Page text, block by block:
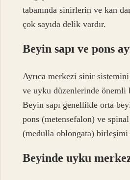
tabanında sinirlerin ve kan
çok sayıda delik vardır.
Beyin sapı ve pons
Ayrıca merkezi sinir
ve uyku düzenlerinde önemli
Beyin sapı genellikle orta
pons (metensefalon) ve
(medulla oblongata) birleşimi
Beyinde uyku